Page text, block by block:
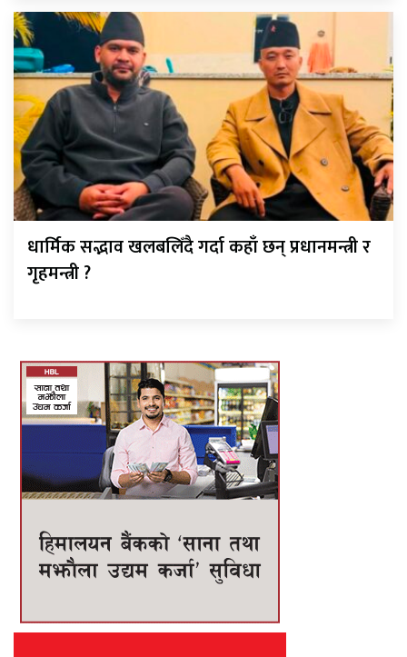
धार्मिक सद्भाव खलबलिँदै गर्दा कहाँ छन् प्रधानमन्त्री र
गृहमन्त्री ?